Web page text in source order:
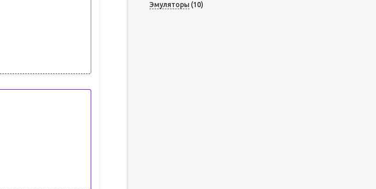
Эмуляторы (10)